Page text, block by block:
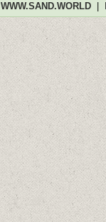
WWW.SAND.WORLD|